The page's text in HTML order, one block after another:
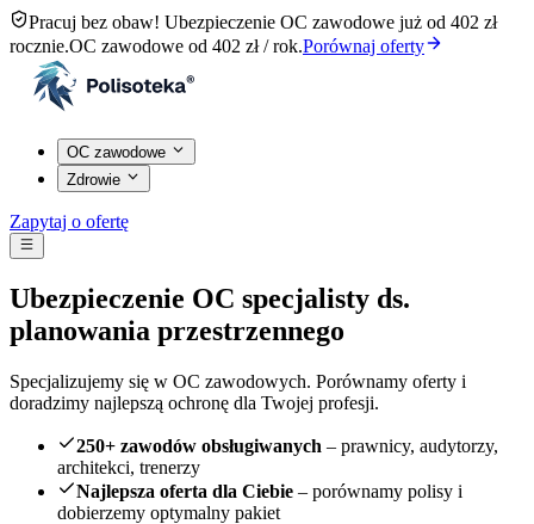
Pracuj bez obaw! Ubezpieczenie OC zawodowe już od 402 zł
rocznie.OC zawodowe od 402 zł / rok.Porównaj oferty
OC zawodowe
Zdrowie
Zapytaj o ofertę
Ubezpieczenie OC specjalisty ds.
planowania przestrzennego
Specjalizujemy się w OC zawodowych. Porównamy oferty i
doradzimy najlepszą ochronę dla Twojej profesji.
250+ zawodów obsługiwanych – prawnicy, audytorzy,
architekci, trenerzy
Najlepsza oferta dla Ciebie – porównamy polisy i
dobierzemy optymalny pakiet